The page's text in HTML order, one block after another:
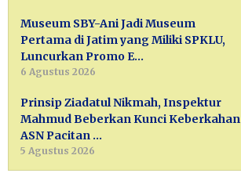
Museum SBY-Ani Jadi Museum
Pertama di Jatim yang Miliki SPKLU,
Luncurkan Promo E…
6 Agustus 2026
Prinsip Ziadatul Nikmah, Inspektur
Mahmud Beberkan Kunci Keberkahan
ASN Pacitan …
5 Agustus 2026